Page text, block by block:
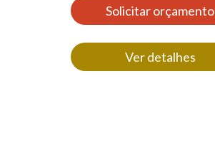
Solicitar orçamento
Ver detalhes